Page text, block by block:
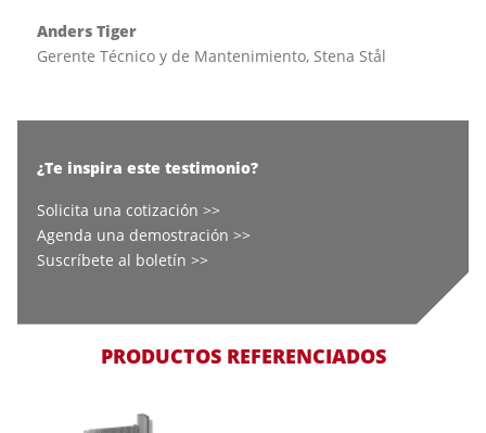
Anders Tiger
Gerente Técnico y de Mantenimiento, Stena Stål
¿Te inspira este testimonio?
Solicita una cotización >>
Agenda una demostración >>
Suscríbete al boletín >>
PRODUCTOS REFERENCIADOS